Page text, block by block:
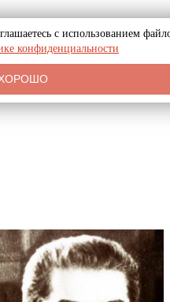
с использованием
конфиденциальности